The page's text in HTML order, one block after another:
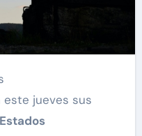
este jueves sus
Estados